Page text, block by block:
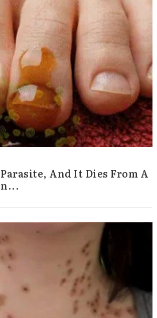
And It Dies From A